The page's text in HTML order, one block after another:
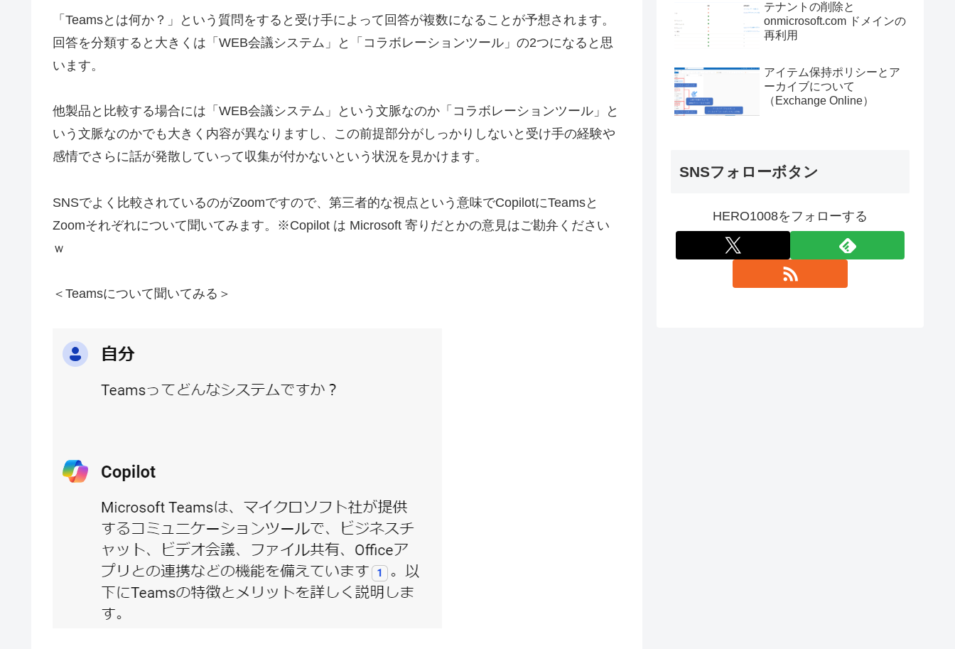
「Teamsとは何か？」という質問をすると受け手によって回答が複数になることが予想されます。
回答を分類すると大きくは「WEB会議システム」と「コラボレーションツール」の2つになると思
います。
他製品と比較する場合には「WEB会議システム」という文脈なのか「コラボレーションツール」と
いう文脈なのかでも大きく内容が異なりますし、この前提部分がしっかりしないと受け手の経験や
感情でさらに話が発散していって収集が付かないという状況を見かけます。
SNSでよく比較されているのがZoomですので、第三者的な視点という意味でCopilotにTeamsと
Zoomそれぞれについて聞いてみます。※Copilot は Microsoft 寄りだとかの意見はご勘弁ください
ｗ
＜Teamsについて聞いてみる＞
テナントの削除と
onmicrosoft.com ドメインの
再利用
アイテム保持ポリシーとア
ーカイブについて
（Exchange Online）
SNSフォローボタン
HERO1008をフォローする